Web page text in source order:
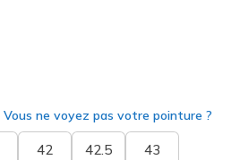
Vous ne voyez pas votre pointure ?
42 42.5 43